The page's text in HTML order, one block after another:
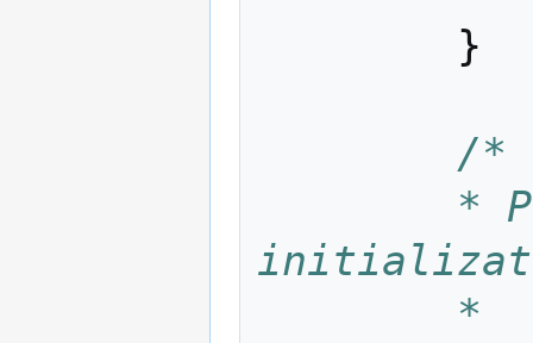
}
/*
		*